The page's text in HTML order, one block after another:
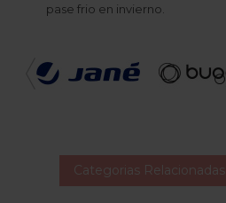
pase frio en invierno.
Categorias Relacionadas